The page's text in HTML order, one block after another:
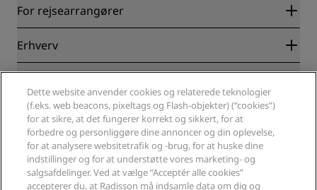
Radisson Rewards
Blog
Destinationer
Nye og kommende hoteller
Radisson Hotels-APP
Sports Approved-hoteller
Familievenlige hoteller
Sundhed og sikkerhed
For rejsearrangører
Partnere
Erhverv
Radisson Hotel Group
Medier
Karriere i RHG
Karriere i PPHE
Karrierer EHL
The Club by RHG
Udviklingsmuligheder
Ansvarlig virksomhed
Fortrolighedscenter
Juridiske oplysninger
Radisson Rewards vilkår og betingelser
Aftale vedrørende brug af hjemmesiden
Digital tilgængelighed
Hjælp
Advarsler til forbrugere
Kontakt
Ofte stillede spørgsmål
Sociale medier
Radisson Hotels-brands
Dette website anvender cookies og relaterede teknologier
(f.eks. web beacons, pixeltags og Flash-objekter) (“cookies”)
for at sikre, at det fungerer korrekt og sikkert, for at
forbedre og personliggøre dine annoncer og din oplevelse,
for at analysere websitetrafik og -brug, for at huske dine
indstillinger og for at understøtte vores marketing- og
salgsafdelinger. Ved at vælge “Acceptér alle cookies”
accepterer du, at Radisson må indsamle data om dig og